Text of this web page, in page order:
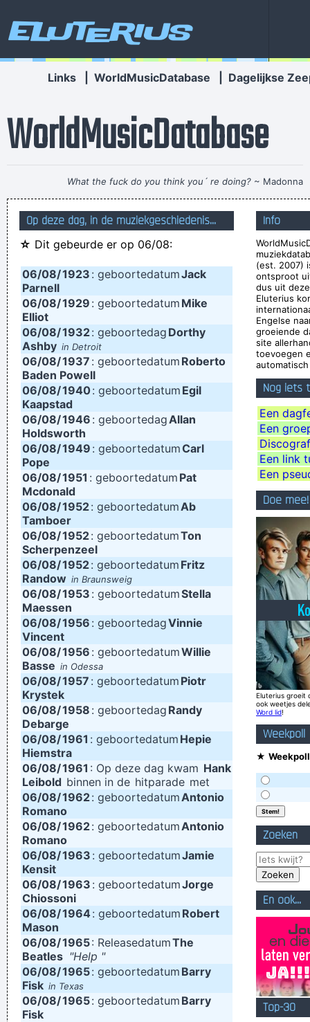
Eluterius
Links WorldMusicDatabase Dagelijkse
WorldMusicDatabase
What the fuck do you think you´ re doing? ~ Madonna
I Was Perceiving Myself As Good As A Man Or Equal To A
Man And As Powerful And I Wanted To Look Ambiguous
Because I Thought That Was A Very Interesting Statement To
Make Through The Media And It Certainly Did Cause Quite A
Few Ripples And Interest And Shock Waves
~ Annie Lennox
The Memory Of Things Gone Is Important To A Jazz Musician
Things Like Old Folks Singing In The Moonlight In The Back
Yard On A Hot Night Or Something Said Long Ago~ Louis
Armstrong
I've always felt that blues, rock 'n' roll and country are just
~ Waylon Jennings
I just do what I do. I like to make music
~ Neil Young
I think I am a child. Everything blows my mind.
~ Marc Bolan
I Hate Music, Especially When It´s Played
~ Jimmy Durante
Of course, I want to sell this record - there's no point making
it otherwise
~ George Michael
I go to a very visual place when I'm singing. It's very cinematic
and I get this feeling of space. I love when music does that. ~
Dave Gahan
I want to make at least 4 amazing records~ µ-Zic
If I were in the Beatles, I'd be a good George Harrison.
~ Noel
Gallagher
There are more love songs than anything else. If songs could
make you do something we'd all love one another.
~ Frank
Zappa
If anyone asks you what kind of music you play, tell him 'pop'
Don´t tell him 'rock´n´roll' or they won´t even let you in the
hotel.
~ Buddy Holly
We're not arrogant, we just think we're the best band in the
world
~ Noel Gallagher
I love seeing the fans of the music that I make~ Gavin
Rossdale
Op deze dag, in de muziekgeschiedenis...
☆ Dit gebeurde er op 06/08:
06/08/1923 : geboortedatumJack
Parnell
06/08/1929 : geboortedatum Mike
Elliot
06/08/1932: geboortedag Dorthy
Ashby in Detroit
06/08/1937 : geboortedatum Roberto
Baden Powell
06/08/1940: geboortedatum Egil
Kaapstad
06/08/1946 : geboortedagAllan
Holdsworth
06/08/1949 : geboortedatumCarl
Pope
06/08/1951 : geboortedatum Pat
Mcdonald
06/08/1952: geboortedatumAb
Tamboer
06/08/1952: geboortedatumTon
Scherpenzeel
06/08/1952: geboortedatum Fritz
Randow in Braunsweig
06/08/1953 : geboortedatumStella
Maessen
06/08/1956 : geboortedagVinnie
Vincent
06/08/1956 : geboortedatumWillie
Basse in Odessa
06/08/1957 : geboortedatum Piotr
Krystek
06/08/1958 : geboortedag Randy
Debarge
06/08/1961 : geboortedatum Hepie
Hiemstra
06/08/1961 : Op deze dag kwam Hank
Leibold binnen in de hitparade met
06/08/1962: geboortedatumAntonio
Romano
06/08/1962: geboortedatumAntonio
Romano
06/08/1963 : geboortedatumJamie
Kensit
06/08/1963 : geboortedatumJorge
Chiossoni
06/08/1964 : geboortedatum Robert
Mason
06/08/1965: ReleasedatumThe
Beatles "Help "
06/08/1965: geboortedatum Barry
Fisk in Texas
06/08/1965: geboortedatum Barry
Fisk
Info
(est. 2007)
ontsproot
dus uit
Eluterius
Engelse
groeiende
site
toevoegen
Nog iets
Een
Een
Een link
Een
Doe mee!
Eluterius groeit
ook weetjes
Word lid!
Weekpoll
★
Zoeken
En ook...
Top-30